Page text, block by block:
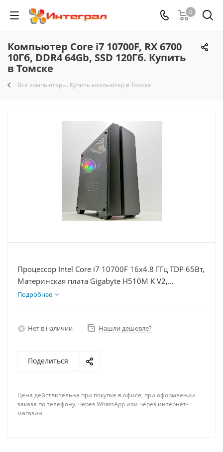
0
Компьютер Core i7 10700F, RX 6700
10Гб, DDR4 64Gb, SSD 120Гб. Купить
в Томске
Все компьютеры. Купить компьютер в Томске
Процессор Intel Core i7 10700F 16x4.8 ГГц TDP 65Вт,
Материнская плата Gigabyte H510M K V2,
Видеокарта RX 6700 10Гб, Память DDR4 64Gb,
Подробнее
Нет в наличии Нашли дешевле?
Поделиться
Цена действительна при покупке в офисе, при оформлении
заказа по телефону, через WhatsApp или через интернет-
магазин.